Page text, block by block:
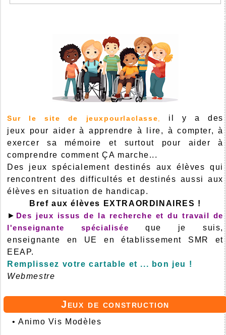
Sur le site de jeuxpourlaclasse
il y a des
jeux pour aider à apprendre à lire, à compter, à
exercer sa mémoire et surtout pour aider à
comprendre comment ÇA marche...
Des jeux spécialement destinés aux élèves qui
rencontrent des difficultés et destinés aussi aux
élèves en situation de handicap.
Bref aux élèves EXTRAORDINAIRES !
► Des jeux issus de la recherche et du travail de
l'enseignante spécialisée que je suis,
enseignante en UE en établissement SMR et
EEAP.
Remplissez votre cartable et ... bon jeu !
Webmestre
Jeux de construction
•Animo Vis Modèles